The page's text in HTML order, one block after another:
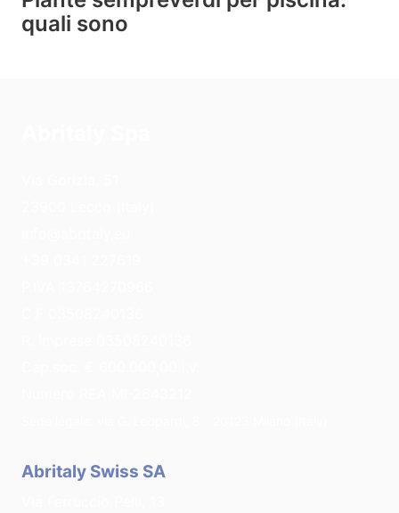
quali sono
Abritaly Swiss SA